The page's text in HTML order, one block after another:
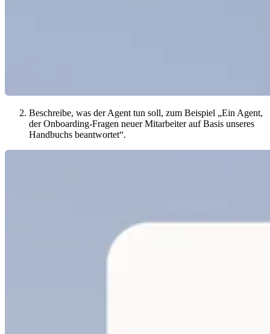
Beschreibe, was der Agent tun soll, zum Beispiel „Ein Agent,
der Onboarding-Fragen neuer Mitarbeiter auf Basis unseres
Handbuchs beantwortet“.